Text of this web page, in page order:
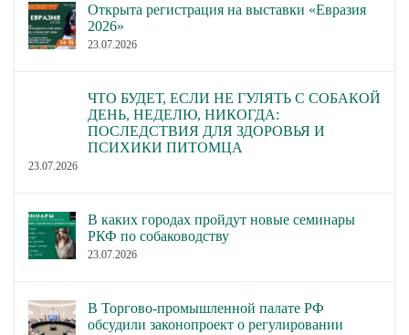
Открыта регистрация на выставки «Евразия
2026»
23.07.2026
ЧТО БУДЕТ, ЕСЛИ НЕ ГУЛЯТЬ С СОБАКОЙ
ДЕНЬ, НЕДЕЛЮ, НИКОГДА:
ПОСЛЕДСТВИЯ ДЛЯ ЗДОРОВЬЯ И
ПСИХИКИ ПИТОМЦА
23.07.2026
В каких городах пройдут новые семинары
РКФ по собаководству
23.07.2026
В Торгово-промышленной палате РФ
обсудили законопроект о регулировании